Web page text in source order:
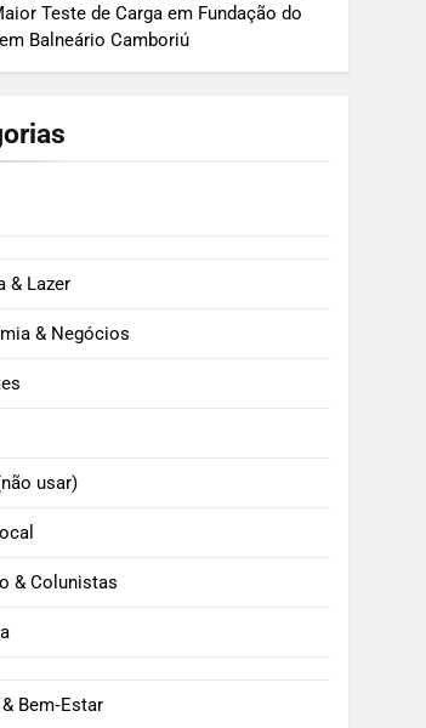
Teste de Carga em Fundação do
Balneário Camboriú
& Lazer
& Negócios
usar)
& Colunistas
Bem‑Estar